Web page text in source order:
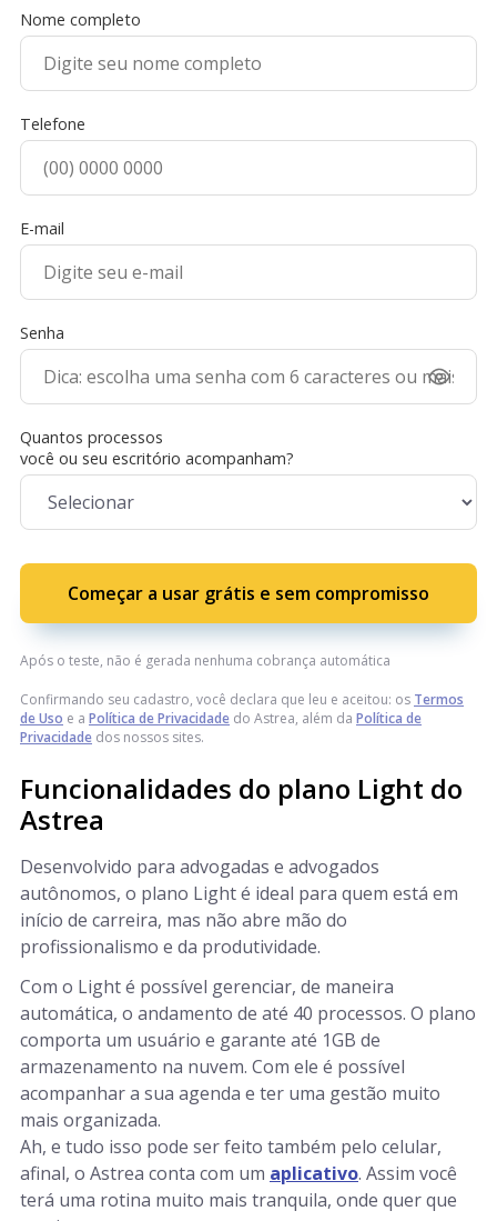
Nome completo
Telefone
E-mail
Senha
Quantos processos
você ou seu escritório acompanham?
Começar a usar grátis e sem compromisso
Após o teste, não é gerada nenhuma cobrança automática
Confirmando seu cadastro, você declara que leu e aceitou: os Termos
de Uso e a Política de Privacidade do Astrea, além da Política de
Privacidade dos nossos sites.
Funcionalidades do plano Light do
Astrea
Desenvolvido para advogadas e advogados
autônomos, o plano Light é ideal para quem está em
início de carreira, mas não abre mão do
profissionalismo e da produtividade.
Com o Light é possível gerenciar, de maneira
automática, o andamento de até 40 processos. O plano
comporta um usuário e garante até 1GB de
armazenamento na nuvem. Com ele é possível
acompanhar a sua agenda e ter uma gestão muito
mais organizada.
Ah, e tudo isso pode ser feito também pelo celular,
afinal, o Astrea conta com um aplicativo. Assim você
terá uma rotina muito mais tranquila, onde quer que